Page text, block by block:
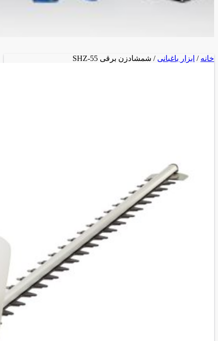
خانه / ابزار باغبانی / شمشادزن برقی SHZ-55